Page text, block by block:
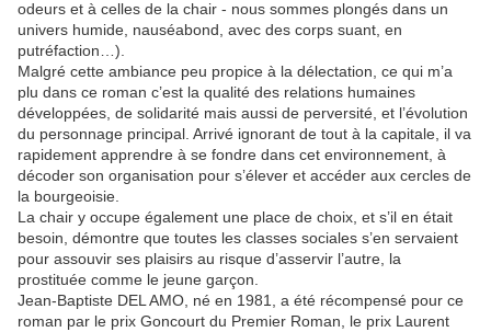
odeurs et à celles de la chair - nous sommes plongés dans un
univers humide, nauséabond, avec des corps suant, en
putréfaction…).
Malgré cette ambiance peu propice à la délectation, ce qui m’a
plu dans ce roman c’est la qualité des relations humaines
développées, de solidarité mais aussi de perversité, et l’évolution
du personnage principal. Arrivé ignorant de tout à la capitale, il va
rapidement apprendre à se fondre dans cet environnement, à
décoder son organisation pour s’élever et accéder aux cercles de
la bourgeoisie.
La chair y occupe également une place de choix, et s’il en était
besoin, démontre que toutes les classes sociales s’en servaient
pour assouvir ses plaisirs au risque d’asservir l’autre, la
prostituée comme le jeune garçon.
Jean-Baptiste DEL AMO, né en 1981, a été récompensé pour ce
roman par le prix Goncourt du Premier Roman, le prix Laurent